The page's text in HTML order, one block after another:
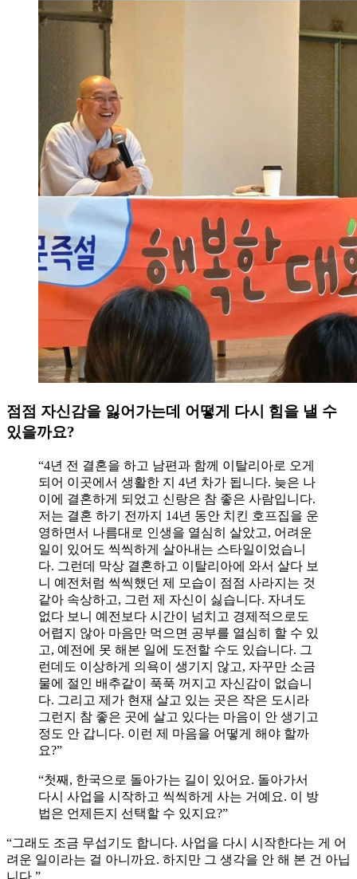
점점 자신감을 잃어가는데 어떻게 다시 힘을 낼 수
있을까요?
“4년 전 결혼을 하고 남편과 함께 이탈리아로 오게
되어 이곳에서 생활한 지 4년 차가 됩니다. 늦은 나
이에 결혼하게 되었고 신랑은 참 좋은 사람입니다.
저는 결혼 하기 전까지 14년 동안 치킨 호프집을 운
영하면서 나름대로 인생을 열심히 살았고, 어려운
일이 있어도 씩씩하게 살아내는 스타일이었습니
다. 그런데 막상 결혼하고 이탈리아에 와서 살다 보
니 예전처럼 씩씩했던 제 모습이 점점 사라지는 것
같아 속상하고, 그런 제 자신이 싫습니다. 자녀도
없다 보니 예전보다 시간이 넘치고 경제적으로도
어렵지 않아 마음만 먹으면 공부를 열심히 할 수 있
고, 예전에 못 해본 일에 도전할 수도 있습니다. 그
런데도 이상하게 의욕이 생기지 않고, 자꾸만 소금
물에 절인 배추같이 푹푹 꺼지고 자신감이 없습니
다. 그리고 제가 현재 살고 있는 곳은 작은 도시라
그런지 참 좋은 곳에 살고 있다는 마음이 안 생기고
정도 안 갑니다. 이런 제 마음을 어떻게 해야 할까
요?”
“첫째, 한국으로 돌아가는 길이 있어요. 돌아가서
다시 사업을 시작하고 씩씩하게 사는 거예요. 이 방
법은 언제든지 선택할 수 있지요?”
“그래도 조금 무섭기도 합니다. 사업을 다시 시작한다는 게 어
려운 일이라는 걸 아니까요. 하지만 그 생각을 안 해 본 건 아닙
니다.”